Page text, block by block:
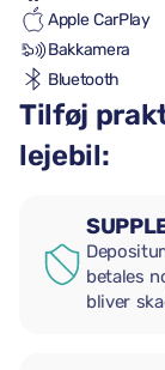
Apple CarPlay
Bakkamera
Bluetooth
Tilføj
lejebil:
betales
bliver